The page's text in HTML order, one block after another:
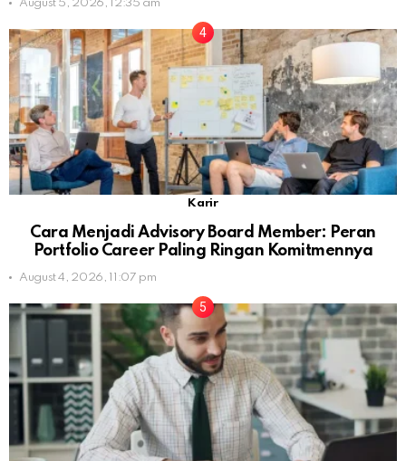
August 5, 2026, 12:35 am
Karir
Cara Menjadi Advisory Board Member: Peran
Portfolio Career Paling Ringan Komitmennya
August 4, 2026, 11:07 pm